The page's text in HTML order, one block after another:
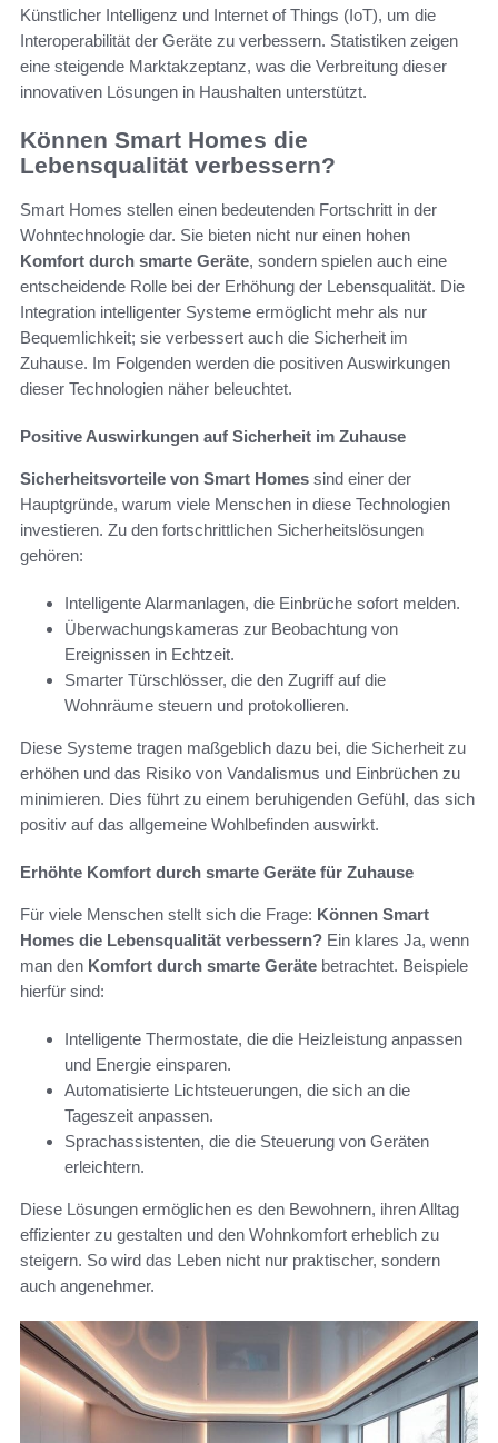
Künstlicher Intelligenz und Internet of Things (IoT), um die
Interoperabilität der Geräte zu verbessern. Statistiken zeigen
eine steigende Marktakzeptanz, was die Verbreitung dieser
innovativen Lösungen in Haushalten unterstützt.
Können Smart Homes die
Lebensqualität verbessern?
Smart Homes stellen einen bedeutenden Fortschritt in der
Wohntechnologie dar. Sie bieten nicht nur einen hohen
Komfort durch smarte Geräte, sondern spielen auch eine
entscheidende Rolle bei der Erhöhung der Lebensqualität. Die
Integration intelligenter Systeme ermöglicht mehr als nur
Bequemlichkeit; sie verbessert auch die Sicherheit im
Zuhause. Im Folgenden werden die positiven Auswirkungen
dieser Technologien näher beleuchtet.
Positive Auswirkungen auf Sicherheit im Zuhause
Sicherheitsvorteile von Smart Homes sind einer der
Hauptgründe, warum viele Menschen in diese Technologien
investieren. Zu den fortschrittlichen Sicherheitslösungen
gehören:
Intelligente Alarmanlagen, die Einbrüche sofort melden.
Überwachungskameras zur Beobachtung von
Ereignissen in Echtzeit.
Smarter Türschlösser, die den Zugriff auf die
Wohnräume steuern und protokollieren.
Diese Systeme tragen maßgeblich dazu bei, die Sicherheit zu
erhöhen und das Risiko von Vandalismus und Einbrüchen zu
minimieren. Dies führt zu einem beruhigenden Gefühl, das sich
positiv auf das allgemeine Wohlbefinden auswirkt.
Erhöhte Komfort durch smarte Geräte für Zuhause
Für viele Menschen stellt sich die Frage: Können Smart
Homes die Lebensqualität verbessern? Ein klares Ja, wenn
man den Komfort durch smarte Geräte betrachtet. Beispiele
hierfür sind:
Intelligente Thermostate, die die Heizleistung anpassen
und Energie einsparen.
Automatisierte Lichtsteuerungen, die sich an die
Tageszeit anpassen.
Sprachassistenten, die die Steuerung von Geräten
erleichtern.
Diese Lösungen ermöglichen es den Bewohnern, ihren Alltag
effizienter zu gestalten und den Wohnkomfort erheblich zu
steigern. So wird das Leben nicht nur praktischer, sondern
auch angenehmer.